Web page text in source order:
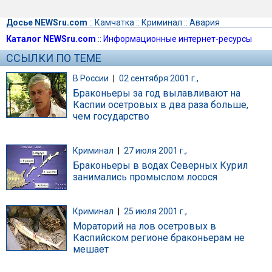
Досье NEWSru.com :: Камчатка :: Криминал :: Авария
Каталог NEWSru.com :: Информационные интернет-ресурсы
ССЫЛКИ ПО ТЕМЕ
В России | 02 сентября 2001 г.,
Браконьеры за год вылавливают на
Каспии осетровых в два раза больше,
чем государство
Криминал 27 июля 2001 г.,
Браконьеры в водах Северных Курил
занимались промыслом лосося
Криминал 25 июля 2001 г.,
Мораторий на лов осетровых в
Каспийском регионе браконьерам не
мешает